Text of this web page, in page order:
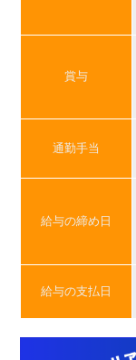
賞与
通勤手当
給与の締め日
給与の支払日